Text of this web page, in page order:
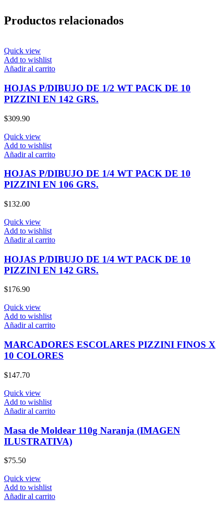
Productos relacionados
Quick view
Add to wishlist
Añadir al carrito
HOJAS P/DIBUJO DE 1/2 WT PACK DE 10
PIZZINI EN 142 GRS.
$309.90
Quick view
Add to wishlist
Añadir al carrito
HOJAS P/DIBUJO DE 1/4 WT PACK DE 10
PIZZINI EN 106 GRS.
$132.00
Quick view
Add to wishlist
Añadir al carrito
HOJAS P/DIBUJO DE 1/4 WT PACK DE 10
PIZZINI EN 142 GRS.
$176.90
Quick view
Add to wishlist
Añadir al carrito
MARCADORES ESCOLARES PIZZINI FINOS X
10 COLORES
$147.70
Quick view
Add to wishlist
Añadir al carrito
Masa de Moldear 110g Naranja (IMAGEN
ILUSTRATIVA)
$75.50
Quick view
Add to wishlist
Añadir al carrito